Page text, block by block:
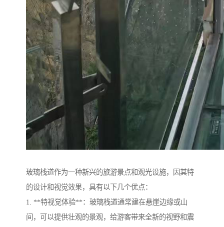
玻璃栈道作为一种新兴的旅游景点和观光设施，因其特
的设计和视觉效果，具有以下几个优点：
1. **特视觉体验**：玻璃栈道通常建在悬崖边缘或山
间，可以提供壮观的景观，给游客带来全新的视野和震